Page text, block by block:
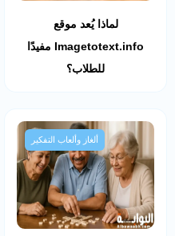
لماذا يُعد موقع
Imagetotext.info مفيدًا
للطلاب؟
ألغاز وألعاب التفكير